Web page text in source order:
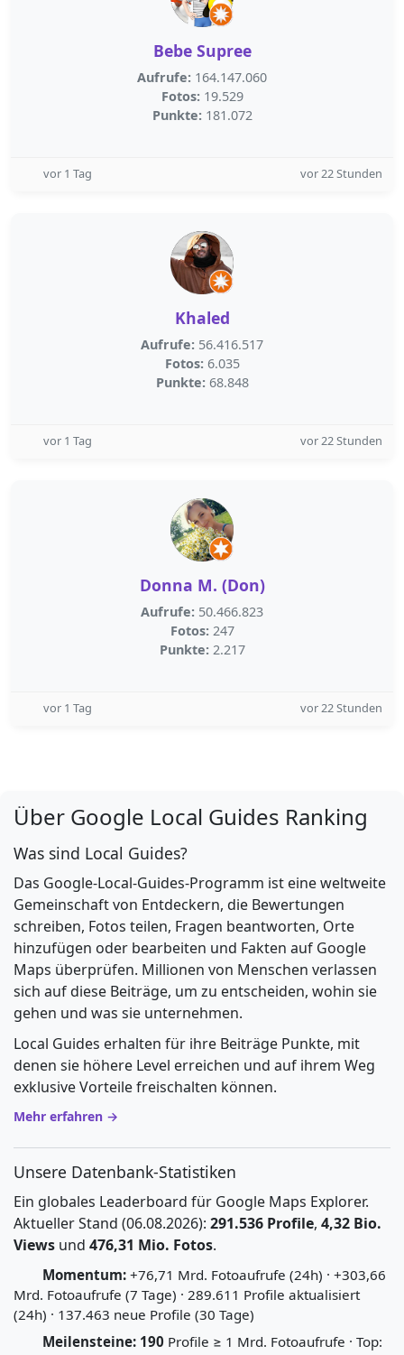
Bebe Supree
Aufrufe: 164.147.060
Fotos: 19.529
Punkte: 181.072
vor 1 Tag vor 22 Stunden
Khaled
Aufrufe: 56.416.517
Fotos: 6.035
Punkte: 68.848
vor 1 Tag vor 22 Stunden
Donna M. (Don)
Aufrufe: 50.466.823
Fotos: 247
Punkte: 2.217
vor 1 Tag vor 22 Stunden
Über Google Local Guides Ranking
Was sind Local Guides?
Das Google-Local-Guides-Programm ist eine weltweite
Gemeinschaft von Entdeckern, die Bewertungen
schreiben, Fotos teilen, Fragen beantworten, Orte
hinzufügen oder bearbeiten und Fakten auf Google
Maps überprüfen. Millionen von Menschen verlassen
sich auf diese Beiträge, um zu entscheiden, wohin sie
gehen und was sie unternehmen.
Local Guides erhalten für ihre Beiträge Punkte, mit
denen sie höhere Level erreichen und auf ihrem Weg
exklusive Vorteile freischalten können.
Mehr erfahren →
Unsere Datenbank-Statistiken
Ein globales Leaderboard für Google Maps Explorer.
Aktueller Stand (06.08.2026): 291.536 Profile, 4,32 Bio.
Views und 476,31 Mio. Fotos.
Momentum: +76,71 Mrd. Fotoaufrufe (24h) · +303,66
Mrd. Fotoaufrufe (7 Tage) · 289.611 Profile aktualisiert
(24h) · 137.463 neue Profile (30 Tage)
Meilensteine: 190 Profile ≥ 1 Mrd. Fotoaufrufe · Top: